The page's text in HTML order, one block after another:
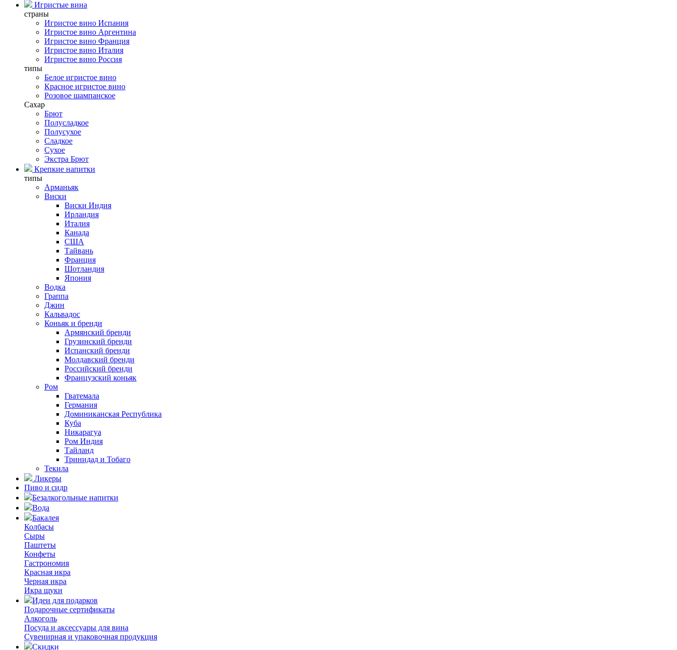
Игристые вина
страны
Игристое вино Испания
Игристое вино Аргентина
Игристое вино Франция
Игристое вино Италия
Игристое вино Россия
типы
Белое игристое вино
Красное игристое вино
Розовое шампанское
Сахар
Брют
Полусладкое
Полусухое
Сладкое
Сухое
Экстра Брют
Крепкие напитки
типы
Арманьяк
Виски
Виски Индия
Ирландия
Италия
Канада
США
Тайвань
Франция
Шотландия
Япония
Водка
Граппа
Джин
Кальвадос
Коньяк и бренди
Армянский бренди
Грузинский бренди
Испанский бренди
Молдавский бренди
Российский бренди
Французский коньяк
Ром
Гватемала
Германия
Доминиканская Республика
Куба
Никарагуа
Ром Индия
Тайланд
Тринидад и Тобаго
Текила
Ликеры
Пиво и сидр
Безалкогольные напитки
Вода
Бакалея
Колбасы
Сыры
Паштеты
Конфеты
Гастрономия
Красная икра
Черная икра
Икра щуки
Идеи для подарков
Подарочные сертификаты
Алкоголь
Посуда и аксессуары для вина
Сувенирная и упаковочная продукция
Скидки